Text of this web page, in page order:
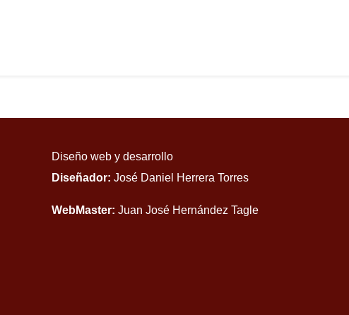
Diseño web y desarrollo
Diseñador: José Daniel Herrera Torres
WebMaster: Juan José Hernández Tagle